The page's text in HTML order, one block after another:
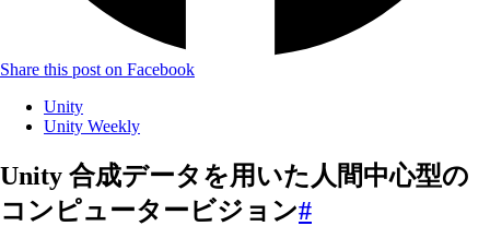
Share this post on Facebook
Unity
Unity Weekly
Unity 合成データを用いた人間中心型の
コンピュータービジョン#